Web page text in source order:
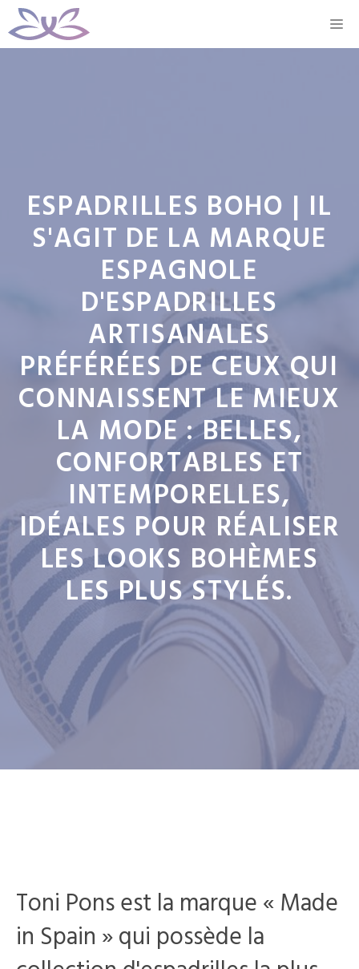
Aller
au
ESPADRILLES BOHO | IL
S'AGIT DE LA MARQUE
ESPAGNOLE
D'ESPADRILLES
ARTISANALES
PRÉFÉRÉES DE CEUX QUI
CONNAISSENT LE MIEUX
LA MODE : BELLES,
CONFORTABLES ET
INTEMPORELLES,
IDÉALES POUR RÉALISER
LES LOOKS BOHÈMES
LES PLUS STYLÉS.
Toni Pons est la marque « Made
in Spain » qui possède la